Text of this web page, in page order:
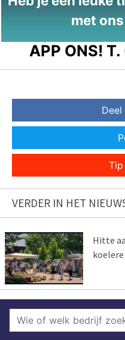
met
APP ONS! T.
VERDER IN HET
Hitte